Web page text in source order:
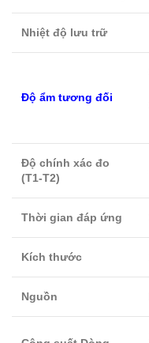
Nhiệt độ lưu trữ
Độ ẩm tương đối
Độ chính xác đo
(T1-T2)
Thời gian đáp ứng
Kích thước
Nguồn